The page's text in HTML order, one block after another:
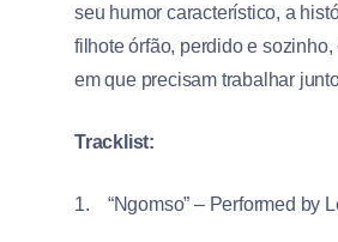
seu humor característico, a
filhote órfão, perdido e sozinho,
em que precisam trabalhar
Tracklist:
1. “Ngomso” – Performed by